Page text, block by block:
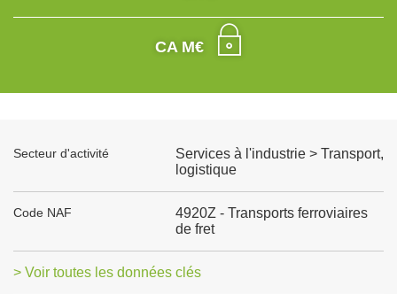
CA M€
Secteur d'activité
Services à l'industrie > Transport,
logistique
Code NAF
4920Z - Transports ferroviaires
de fret
> Voir toutes les données clés